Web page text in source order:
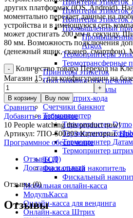
Принтеры этикеток
Принтеры этикеток
Принтеры этикеток
Промышленный
Argox
Термопринтеры
Термотрансферные
Принтеры этикеток
Программное обеспечение
Расходные материалы
Сканер штрих-кода
Счетчики банкнот
Термопринтер
Термопринтер Dymo
Термопринтер
Термопринтер
Термопринтер
ТСД
Фискальный накопитель
Фискальный
Мобильная онлайн-касса
МодульКасса
Онлайн-касса для вендинга
Онлайн-касса Штрих
других платформах (iOS, Android).
моментально передает данные на
устройства и в имеющуюся сеть
может достигать 200 мм в секунду.
80 мм. Возможность подключения
(денежный ящик, сканер, смартфон).
Количество товара Переход на
Магазин 15, для конфигурации на
В корзину Buy now
Сравнить
Добавить в избранное
10 People watching this product now!
Артикул: 7ПО-500393Категории:
Программное обеспечение
Отзывы (0)
Доставка и оплата
Отзывы (0)
Отзывы